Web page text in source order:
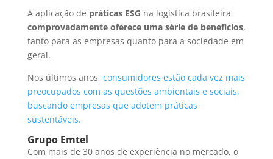
A aplicação de práticas ESG na logística brasileira
comprovadamente oferece uma série de benefícios,
tanto para as empresas quanto para a sociedade em
geral.
Nos últimos anos, consumidores estão cada vez mais
preocupados com as questões ambientais e sociais,
buscando empresas que adotem práticas
sustentáveis.
Grupo Emtel
Com mais de 30 anos de experiência no mercado, o